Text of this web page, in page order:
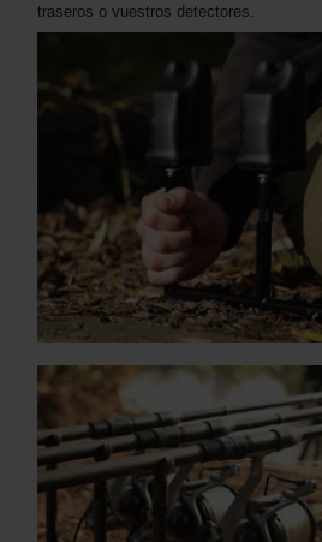
traseros o vuestros detectores.